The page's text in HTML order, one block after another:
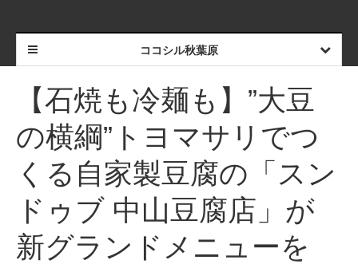
ココシル秋葉原
【石焼も冷麺も】”大豆
の横綱”トヨマサリでつ
くる自家製豆腐の「スン
ドゥブ 中山豆腐店」が
新グランドメニューを